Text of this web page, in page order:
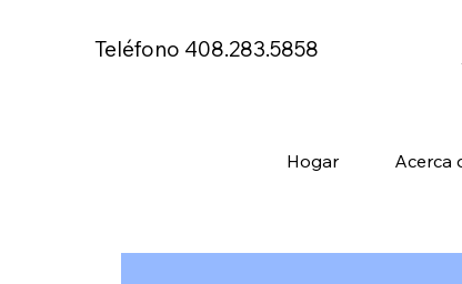
Teléfono 408.283.5858
Hogar Acerca